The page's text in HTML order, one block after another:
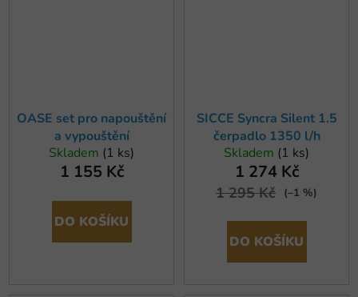
OASE set pro napouštění
a vypouštění
Skladem (1 ks)
1 155 Kč
DO KOŠÍKU
SICCE Syncra Silent 1.5
čerpadlo 1350 l/h
Skladem (1 ks)
1 274 Kč
1 295 Kč (–1 %)
DO KOŠÍKU